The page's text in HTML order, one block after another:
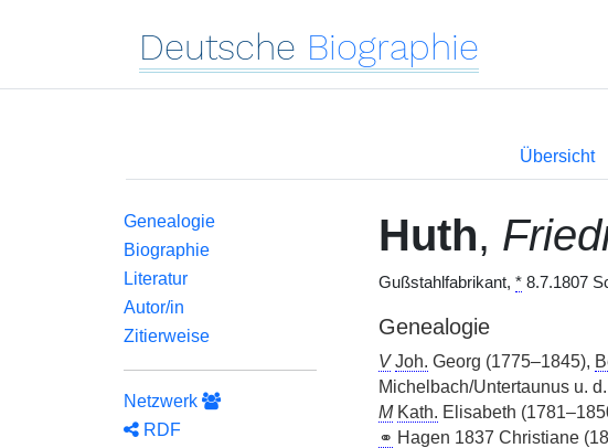
Deutsche Biographie
Übersicht
Genealogie
Biographie
Literatur
Autor/in
Zitierweise
Netzwerk
RDF
Huth,
Gußstahlfabrikant, *8.7.1807
Genealogie
V Joh. Georg (1775–1845),
Michelbach/Untertaunus u.
M Kath. Elisabeth
⚭ Hagen 1837 Christiane